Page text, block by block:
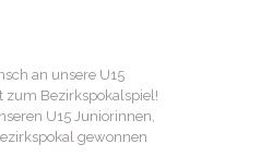
an unsere U15
zum Bezirkspokalspiel!
U15 Juniorinnen,
gewonnen